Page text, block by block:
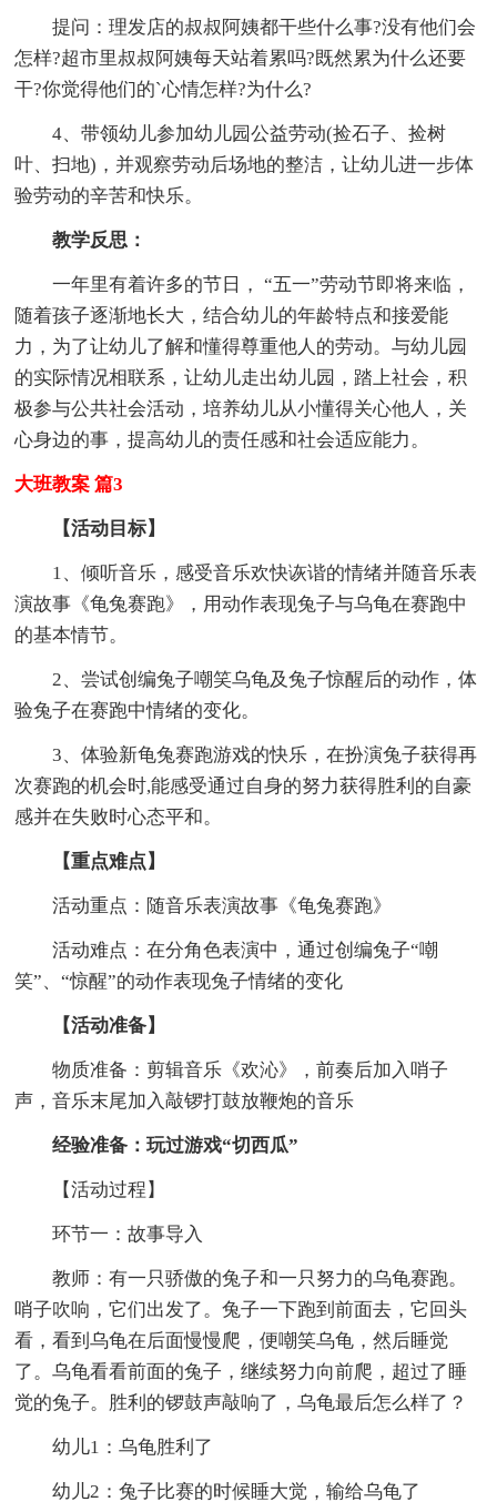
提问：理发店的叔叔阿姨都干些什么事?没有他们会
怎样?超市里叔叔阿姨每天站着累吗?既然累为什么还要
干?你觉得他们的`心情怎样?为什么?
4、带领幼儿参加幼儿园公益劳动(捡石子、捡树
叶、扫地)，并观察劳动后场地的整洁，让幼儿进一步体
验劳动的辛苦和快乐。
教学反思：
一年里有着许多的节日， “五一”劳动节即将来临，
随着孩子逐渐地长大，结合幼儿的年龄特点和接爱能
力，为了让幼儿了解和懂得尊重他人的劳动。与幼儿园
的实际情况相联系，让幼儿走出幼儿园，踏上社会，积
极参与公共社会活动，培养幼儿从小懂得关心他人，关
心身边的事，提高幼儿的责任感和社会适应能力。
大班教案 篇3
【活动目标】
1、倾听音乐，感受音乐欢快诙谐的情绪并随音乐表
演故事《龟兔赛跑》，用动作表现兔子与乌龟在赛跑中
的基本情节。
2、尝试创编兔子嘲笑乌龟及兔子惊醒后的动作，体
验兔子在赛跑中情绪的变化。
3、体验新龟兔赛跑游戏的快乐，在扮演兔子获得再
次赛跑的机会时,能感受通过自身的努力获得胜利的自豪
感并在失败时心态平和。
【重点难点】
活动重点：随音乐表演故事《龟兔赛跑》
活动难点：在分角色表演中，通过创编兔子“嘲
笑”、“惊醒”的动作表现兔子情绪的变化
【活动准备】
物质准备：剪辑音乐《欢沁》，前奏后加入哨子
声，音乐末尾加入敲锣打鼓放鞭炮的音乐
经验准备：玩过游戏“切西瓜”
【活动过程】
环节一：故事导入
教师：有一只骄傲的兔子和一只努力的乌龟赛跑。
哨子吹响，它们出发了。兔子一下跑到前面去，它回头
看，看到乌龟在后面慢慢爬，便嘲笑乌龟，然后睡觉
了。乌龟看看前面的兔子，继续努力向前爬，超过了睡
觉的兔子。胜利的锣鼓声敲响了，乌龟最后怎么样了？
幼儿1：乌龟胜利了
幼儿2：兔子比赛的时候睡大觉，输给乌龟了